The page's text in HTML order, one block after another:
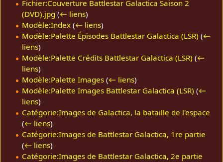
Fichier:Couverture Battlestar Galactica Saison 2
(DVD).jpg (← liens)
Modèle:Index (← liens)
Modèle:Palette Épisodes Battlestar Galactica (LSR) (←
liens)
Modèle:Palette Crédits Battlestar Galactica (LSR) (←
liens)
Modèle:Palette Images (← liens)
Modèle:Palette Images Battlestar Galactica (LSR) (←
liens)
Catégorie:Images de Galactica, la bataille de l'espace
(← liens)
Catégorie:Images de Battlestar Galactica, 1re partie
(← liens)
Catégorie:Images de Battlestar Galactica, 2e partie